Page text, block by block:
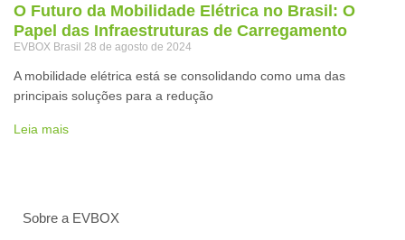
O Futuro da Mobilidade Elétrica no Brasil: O
Papel das Infraestruturas de Carregamento
EVBOX Brasil 28 de agosto de 2024
A mobilidade elétrica está se consolidando como uma das
principais soluções para a redução
Leia mais
Sobre a EVBOX